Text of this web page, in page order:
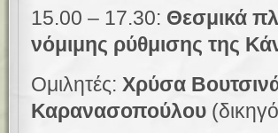
15.00 – 17.30: Θεσμικά
νόμιμης ρύθμισης της
Ομιλητές: Χρύσα
Καρανασοπούλου (